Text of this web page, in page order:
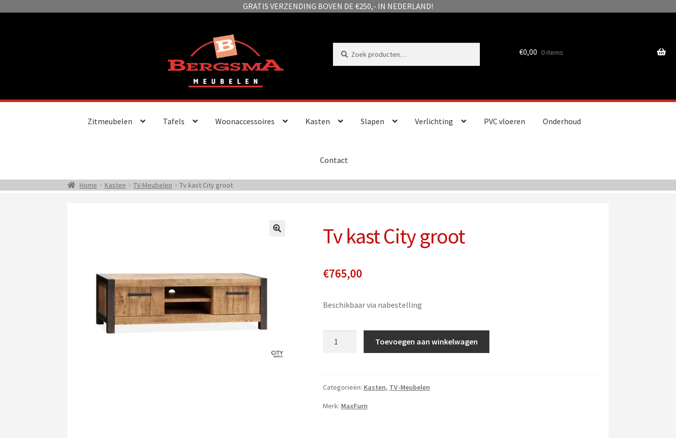
GRATIS VERZENDING BOVEN DE €250,- IN NEDERLAND!
naar:
Zoeken
Zitmeubelen Tafels Woonaccessoires Kasten Slapen Verlichting PVC vloeren Onderhoud
Contact
€0,00 0 items
Home Kasten TV-Meubelen Tv kast City groot
Tv kast City groot
€765,00
Beschikbaar via nabestelling
aantal
Toevoegen aan winkelwagen
Categorieën: Kasten, TV-Meubelen
Merk: MaxFurn